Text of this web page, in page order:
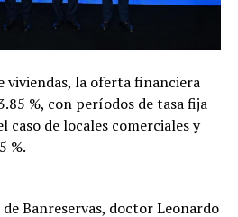
viviendas, la oferta financiera
%, con períodos de tasa fija
caso de locales comerciales y
%.
Banreservas, doctor Leonardo